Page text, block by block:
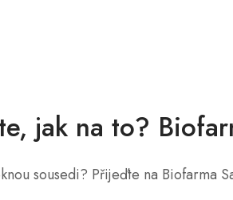
jak na to?
sousedi? Přijeďte na Biofarma